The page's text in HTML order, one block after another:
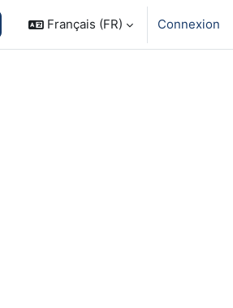
Search coursesFrançais (FR) Connexion